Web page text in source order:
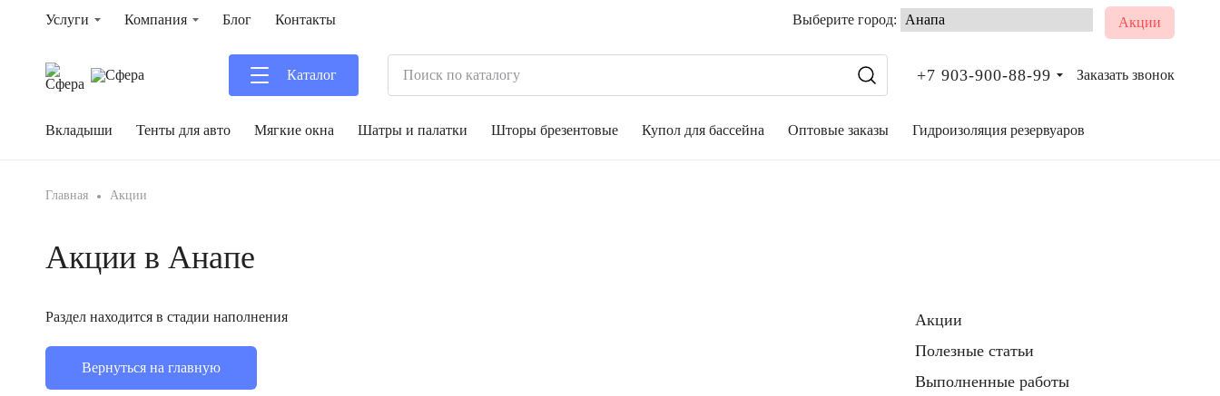
Услуги Компания Блог Контакты Выберите город: Акции
Каталог +7 903-900-88-99 Заказать звонок
Вкладыши Тенты для авто Мягкие окна Шатры и палатки Шторы брезентовые Купол для бассейна Оптовые заказы Гидроизоляция резервуаров
Главная Акции
Акции в Анапе
Раздел находится в стадии наполнения
Вернуться на главную
Акции
Полезные статьи
Выполненные работы